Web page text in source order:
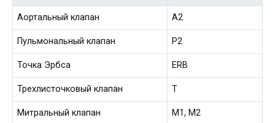
Аортальный клапан А2
Пульмональный клапан P2
Точка Эрбса ERB
Трехлисточковый клапан T
Митральный клапан M1, M2